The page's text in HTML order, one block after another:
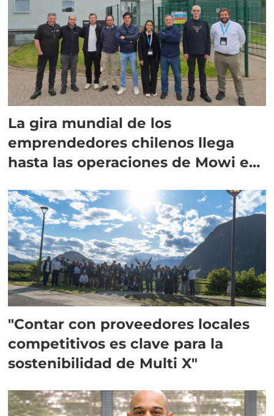
La gira mundial de los
emprendedores chilenos llega
hasta las operaciones de Mowi en
"Contar con proveedores locales
competitivos es clave para la
sostenibilidad de Multi X"